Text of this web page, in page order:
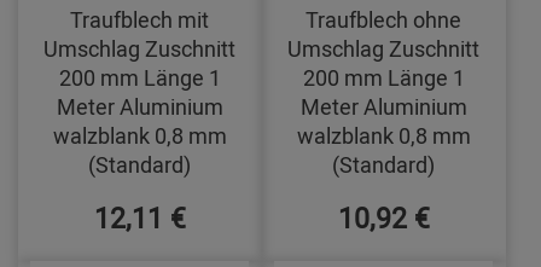
Traufblech mit
Umschlag Zuschnitt
200 mm Länge 1
Meter Aluminium
walzblank 0,8 mm
(Standard)
12,11 €
Traufblech ohne
Umschlag Zuschnitt
200 mm Länge 1
Meter Aluminium
walzblank 0,8 mm
(Standard)
10,92 €